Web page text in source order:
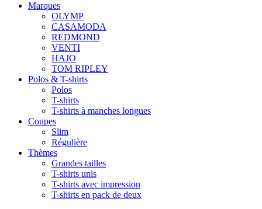
Marques
OLYMP
CASAMODA
REDMOND
VENTI
HAJO
TOM RIPLEY
Polos & T-shirts
Polos
T-shirts
T-shirts à manches longues
Coupes
Slim
Régulière
Thèmes
Grandes tailles
T-shirts unis
T-shirts avec impression
T-shirts en pack de deux